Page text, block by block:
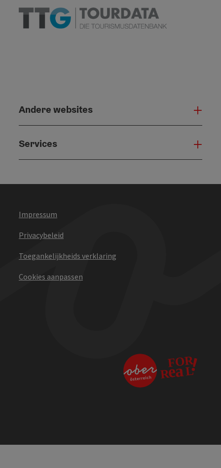
Andere websites
Services
Impressum
Privacybeleid
Toegankelijkheids verklaring
Cookies aanpassen